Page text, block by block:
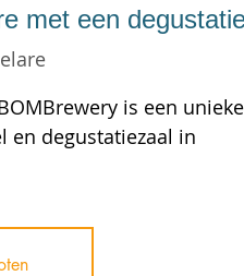
met een
is een unieke
en degustatiezaal in